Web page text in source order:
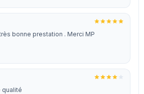
bonne prestation . Merci MP
qualité